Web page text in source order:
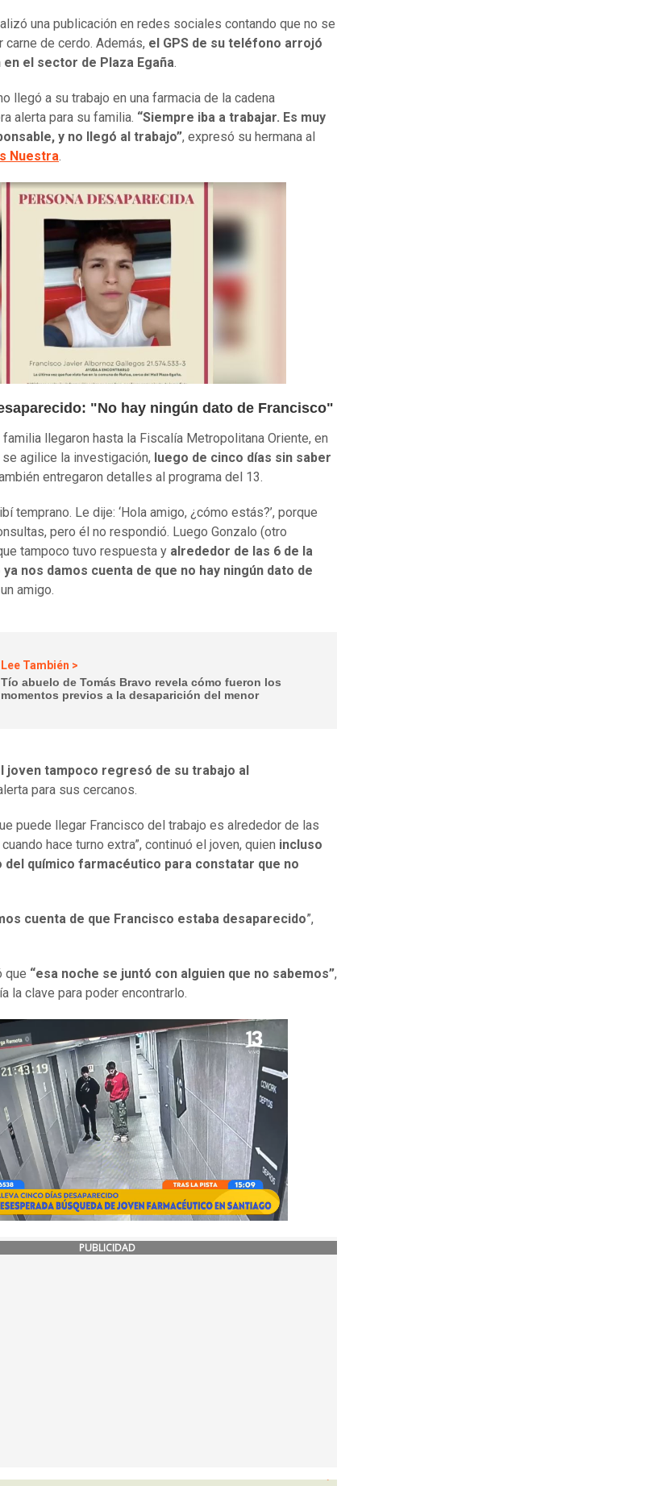
una publicación en redes sociales contando que no se
de cerdo. Además, el GPS de su teléfono arrojó
el sector de Plaza Egaña.
llegó a su trabajo en una farmacia de la cadena
alerta para su familia. “Siempre iba a trabajar. Es muy
y no llegó al trabajo”, expresó su hermana al
Nuestra.
"No hay ningún dato de Francisco"
llegaron hasta la Fiscalía Metropolitana Oriente, en
se agilice la investigación, luego de cinco días sin saber
entregaron detalles al programa del 13.
temprano. Le dije: ‘Hola amigo, ¿cómo estás?’, porque
pero él no respondió. Luego Gonzalo (otro
tampoco tuvo respuesta y alrededor de las 6 de la
nos damos cuenta de que no hay ningún dato de
amigo.
Lee También >
Tío abuelo de Tomás Bravo revela cómo fueron los
momentos previos a la desaparición del menor
joven tampoco regresó de su trabajo al
para sus cercanos.
puede llegar Francisco del trabajo es alrededor de las
hace turno extra”, continuó el joven, quien incluso
químico farmacéutico para constatar que no
cuenta de que Francisco estaba desaparecido”,
que “esa noche se juntó con alguien que no sabemos”,
la clave para poder encontrarlo.
PUBLICIDAD